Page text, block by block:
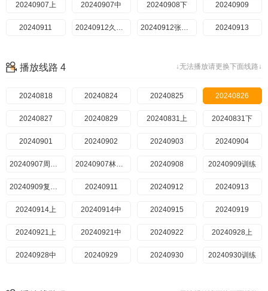
20241012中 20241013下 20241013EP8下战局纯享 20241014来场复盘局
20241014训练CD中 20241017陪看 20241018峡谷垫底王
20241021训练CD中
20241026战队回顾特辑 20241026赛事纯享2V2 20241026赛事纯享3V3 20241026赛事纯享5V5
20241026上 20241026中 20241026下 20241028来场复盘局
20241030惊喜特辑0 20241101惊喜特辑 20241101峡谷垫底王
20240907上 20240907中 20240908下 20240909
20240911 20240912久哲陪看 20240912张大仙陪看 20240913
20240921中
20240928上 20240928中 20240928上、中战局纯享 20240929下
20240929下战局纯享 20240929巅峰音乐会纯享 20241005上 20241005中
20241005上、中战局纯享 20241006下 20241006下战局纯享 20241012上
20241012中 20241012上中战局纯享 20241013下 20241013下战局纯享
20241019上 20241019中 20241019上中战局纯享 20241020下
20241020下战局纯享 20241025 20241026总决赛战队回顾特辑 20241026上
20241026中 20241026下 2v2表演赛纯享 3v3表演赛纯享
5v5表演赛纯享 20241028 20241030惊喜特辑 20241101
↓无法播放请更换下面线路↓
播放线路 4
20240818 20240824 20240825 20240826
20240827 20240829 20240831上 20240831下
20240901 20240902 20240903 20240904
20240907周柯宇 20240907林更新 20240908 20240909训练
20240909复盘局 20240911 20240912 20240913
20240914上 20240914中 20240915 20240919
20240921上 20240921中 20240922 20240928上
20240928中 20240929 20240930 20240930训练